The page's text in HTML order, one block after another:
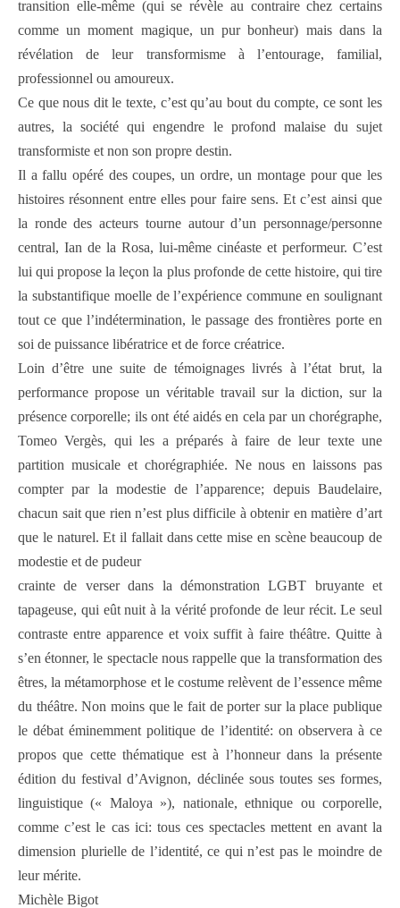
transition elle-même (qui se révèle au contraire chez certains
comme un moment magique, un pur bonheur) mais dans la
révélation de leur transformisme à l’entourage, familial,
professionnel ou amoureux.
Ce que nous dit le texte, c’est qu’au bout du compte, ce sont les
autres, la société qui engendre le profond malaise du sujet
transformiste et non son propre destin.
Il a fallu opéré des coupes, un ordre, un montage pour que les
histoires résonnent entre elles pour faire sens. Et c’est ainsi que
la ronde des acteurs tourne autour d’un personnage/personne
central, Ian de la Rosa, lui-même cinéaste et performeur. C’est
lui qui propose la leçon la plus profonde de cette histoire, qui tire
la substantifique moelle de l’expérience commune en soulignant
tout ce que l’indétermination, le passage des frontières porte en
soi de puissance libératrice et de force créatrice.
Loin d’être une suite de témoignages livrés à l’état brut, la
performance propose un véritable travail sur la diction, sur la
présence corporelle; ils ont été aidés en cela par un chorégraphe,
Tomeo Vergès, qui les a préparés à faire de leur texte une
partition musicale et chorégraphiée. Ne nous en laissons pas
compter par la modestie de l’apparence; depuis Baudelaire,
chacun sait que rien n’est plus difficile à obtenir en matière d’art
que le naturel. Et il fallait dans cette mise en scène beaucoup de
modestie et de pudeur
crainte de verser dans la démonstration LGBT bruyante et
tapageuse, qui eût nuit à la vérité profonde de leur récit. Le seul
contraste entre apparence et voix suffit à faire théâtre. Quitte à
s’en étonner, le spectacle nous rappelle que la transformation des
êtres, la métamorphose et le costume relèvent de l’essence même
du théâtre. Non moins que le fait de porter sur la place publique
le débat éminemment politique de l’identité: on observera à ce
propos que cette thématique est à l’honneur dans la présente
édition du festival d’Avignon, déclinée sous toutes ses formes,
linguistique (« Maloya »), nationale, ethnique ou corporelle,
comme c’est le cas ici: tous ces spectacles mettent en avant la
dimension plurielle de l’identité, ce qui n’est pas le moindre de
leur mérite.
Michèle Bigot